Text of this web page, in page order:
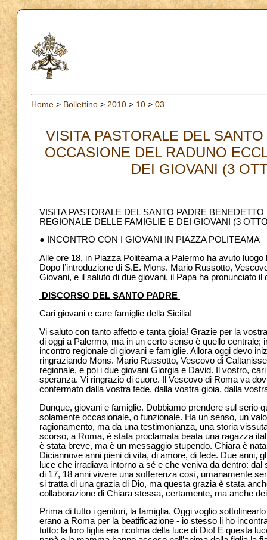
Home > Bollettino > 2010 > 10 > 03
VISITA PASTORALE DEL
OCCASIONE DEL RADUNO
DEI GIOVANI (3
VISITA PASTORALE DEL SANTO PADRE
REGIONALE DELLE FAMIGLIE E DEI GIOVANI (3
● INCONTRO CON I GIOVANI IN PIAZZA POLITEAMA
Alle ore 18, in Piazza Politeama a Palermo ha avuto luogo
Dopo l’introduzione di S.E. Mons. Mario Russotto,
Giovani, e il saluto di due giovani, il Papa ha pronunciato
DISCORSO DEL SANTO PADRE
Cari giovani e care famiglie della Sicilia!
Vi saluto con tanto affetto e tanta gioia! Grazie per la
di oggi a Palermo, ma in un certo senso è quello centrale;
incontro regionale di giovani e famiglie. Allora oggi devo
ringraziando Mons. Mario Russotto, Vescovo di
regionale, e poi i due giovani Giorgia e David. Il vostro,
speranza. Vi ringrazio di cuore. Il Vescovo di Roma va
confermato dalla vostra fede, dalla vostra gioia, dalla
Dunque, giovani e famiglie. Dobbiamo prendere sul serio
solamente occasionale, o funzionale. Ha un senso, un
ragionamento, ma da una testimonianza, una storia
scorso, a Roma, è stata proclamata beata una ragazza
è stata breve, ma è un messaggio stupendo. Chiara è
Diciannove anni pieni di vita, di amore, di fede. Due anni,
luce che irradiava intorno a sé e che veniva da dentro:
di 17, 18 anni vivere una sofferenza così, umanamente
si tratta di una grazia di Dio, ma questa grazia è stata
collaborazione di Chiara stessa, certamente, ma anche
Prima di tutto i genitori, la famiglia. Oggi voglio
erano a Roma per la beatificazione - io stesso li ho
tutto: la loro figlia era ricolma della luce di Dio! E questa